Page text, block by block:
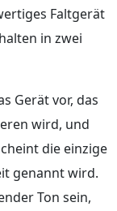
Faltgerät
in zwei
Gerät vor, das
wird, und
die einzige
genannt wird.
Ton sein,